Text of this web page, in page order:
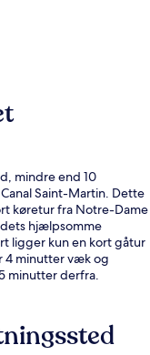
mindre end 10
Saint-Martin. Dette
køretur fra Notre-Dame
hjælpsomme
ligger kun en kort gåtur
4 minutter væk og
minutter derfra.